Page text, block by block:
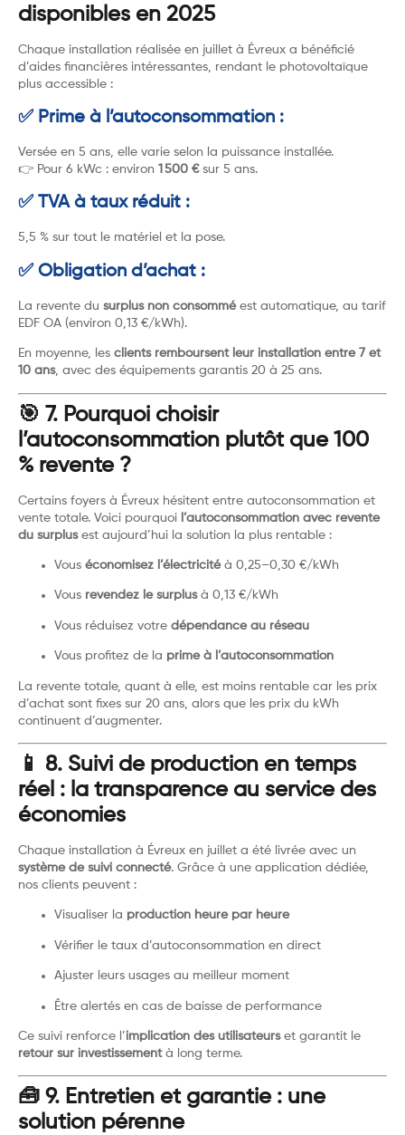
disponibles en 2025
Chaque installation réalisée en juillet à Évreux a bénéficié
d’aides financières intéressantes, rendant le photovoltaïque
plus accessible :
✅ Prime à l’autoconsommation :
Versée en 5 ans, elle varie selon la puissance installée.
👉 Pour 6 kWc : environ 1 500 €sur 5 ans.
✅ TVA à taux réduit :
5,5 % sur tout le matériel et la pose.
✅ Obligation d’achat :
La revente du surplus non consomméest automatique, au tarif
EDF OA (environ 0,13 €/kWh).
En moyenne, les clients remboursent leur installation entre 7 et
10 ans, avec des équipements garantis 20 à 25 ans.
🎯 7. Pourquoi choisir
l’autoconsommation plutôt que 100
% revente ?
Certains foyers à Évreux hésitent entre autoconsommation et
vente totale. Voici pourquoi l’autoconsommation avec revente
du surplusest aujourd’hui la solution la plus rentable :
Vous économisez l’électricitéà 0,25–0,30 €/kWh
Vous revendez le surplusà 0,13 €/kWh
Vous réduisez votre dépendance au réseau
Vous profitez de la prime à l’autoconsommation
La revente totale, quant à elle, est moins rentable car les prix
d’achat sont fixes sur 20 ans, alors que les prix du kWh
continuent d’augmenter.
📱 8. Suivi de production en temps
réel : la transparence au service des
économies
Chaque installation à Évreux en juillet a été livrée avec un
système de suivi connecté. Grâce à une application dédiée,
nos clients peuvent :
Visualiser la production heure par heure
Vérifier le taux d’autoconsommation en direct
Ajuster leurs usages au meilleur moment
Être alertés en cas de baisse de performance
Ce suivi renforce l’implication des utilisateurset garantit le
retour sur investissementà long terme.
🧰 9. Entretien et garantie : une
solution pérenne